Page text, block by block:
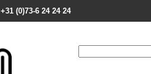
+31 (0)73-6 24 24 24